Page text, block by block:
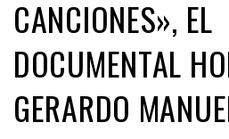
CANCIONES», EL
DOCUMENTAL
GERARDO